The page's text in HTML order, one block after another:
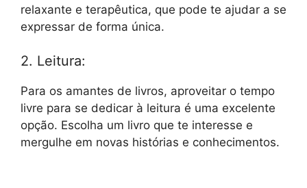
relaxante e terapêutica, que pode te ajudar a se
expressar de forma única.
2. Leitura:
Para os amantes de livros, aproveitar o tempo
livre para se dedicar à leitura é uma excelente
opção. Escolha um livro que te interesse e
mergulhe em novas histórias e conhecimentos.